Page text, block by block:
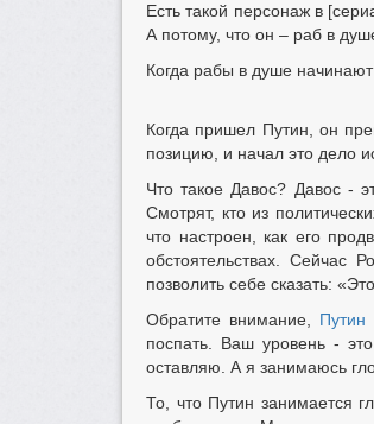
Есть такой персонаж в
А потому, что он – раб в
Когда рабы в душе
Когда пришел Путин, он
позицию, и начал это дело
Что такое Давос? Давос -
Смотрят, кто из
что настроен, как его
обстоятельствах. Сейчас
позволить себе сказать:
Обратите внимание, Путин
поспать. Ваш уровень -
оставляю. А я занимаюсь
То, что Путин занимается